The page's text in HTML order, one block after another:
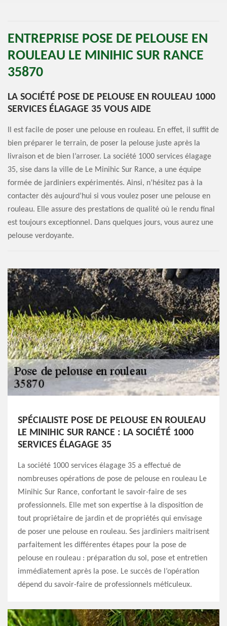
ENTREPRISE POSE DE PELOUSE EN
ROULEAU LE MINIHIC SUR RANCE
35870
LA SOCIÉTÉ POSE DE PELOUSE EN ROULEAU 1000
SERVICES ÉLAGAGE 35 VOUS AIDE
Il est facile de poser une pelouse en rouleau. En effet, il suffit de
bien préparer le terrain, de poser la pelouse juste après la
livraison et de bien l’arroser. La société 1000 services élagage
35, sise dans la ville de Le Minihic Sur Rance, a une équipe
formée de jardiniers expérimentés. Ainsi, n’hésitez pas à la
contacter dès aujourd’hui si vous voulez poser une pelouse en
rouleau. Elle assure des prestations de qualité où le rendu final
est toujours exceptionnel. Dans quelques jours, vous aurez une
pelouse verdoyante.
SPÉCIALISTE POSE DE PELOUSE EN ROULEAU
LE MINIHIC SUR RANCE : LA SOCIÉTÉ 1000
SERVICES ÉLAGAGE 35
La société 1000 services élagage 35 a effectué de
nombreuses opérations de pose de pelouse en rouleau Le
Minihic Sur Rance, confortant le savoir-faire de ses
professionnels. Elle met son expertise à la disposition de
tout propriétaire de jardin et de propriétés qui envisage
de poser une pelouse en rouleau. Ses jardiniers maitrisent
parfaitement les différentes étapes pour la pose de
pelouse en rouleau : préparation du sol, pose et entretien
immédiatement après la pose. Le succès de l’opération
dépend du savoir-faire de professionnels méticuleux.